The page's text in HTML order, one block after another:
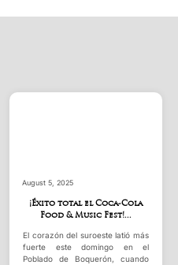
July 18, 2025
Programa de Alimentos
para Cuidado de Niños y
CCD Castillo Infantil/ Municipio
Autónomo de Cabo Rojo, anuncia